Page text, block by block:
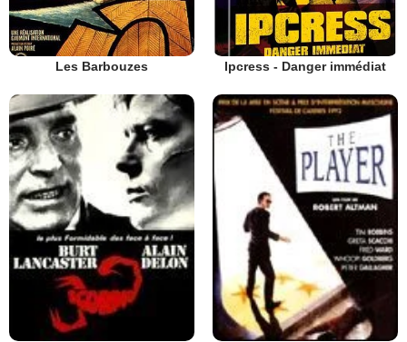
Les Barbouzes Ipcress - Danger immédiat